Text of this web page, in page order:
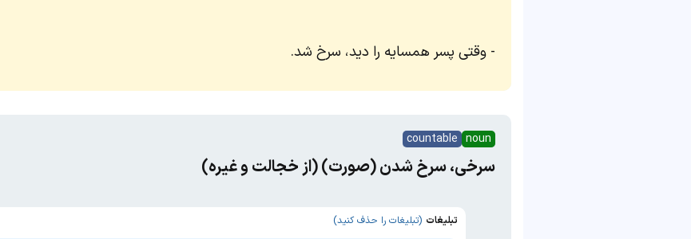
وقتی پسر همسایه را دید، سرخ شد.
noun
countable
سرخی، سرخ شدن (صورت) (از خجالت و غیره)
تبلیغات (تبلیغات را حذف کنید)